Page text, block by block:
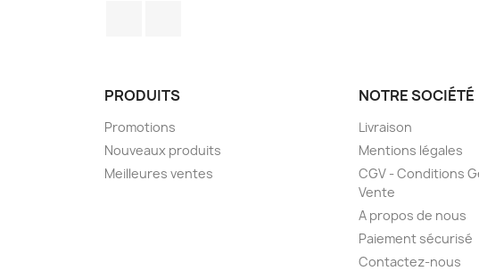
PRODUITS
Promotions
Nouveaux produits
Meilleures ventes
NOTRE SOCIÉTÉ
Livraison
Mentions légales
CGV - Conditions
Vente
A propos de nous
Paiement sécurisé
Contactez-nous